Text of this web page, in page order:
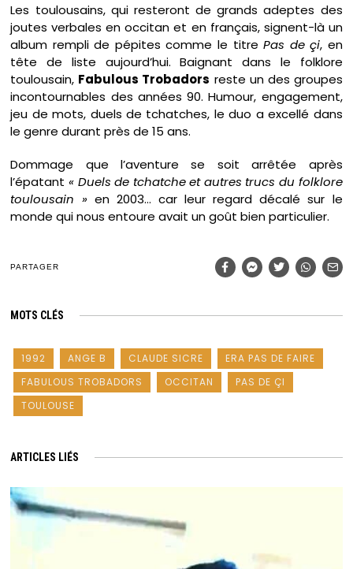
Les toulousains, qui resteront de grands adeptes des
joutes verbales en occitan et en français, signent-là un
album rempli de pépites comme le titrePas de çi, en
tête de liste aujourd’hui. Baignant dans le folklore
toulousain, Fabulous Trobadors reste un des groupes
incontournables des années 90. Humour, engagement,
jeu de mots, duels de tchatches, le duo a excellé dans
le genre durant près de 15 ans.
Dommage que l’aventure se soit arrêtée après
l’épatant« Duels de tchatche et autres trucs du folklore
toulousain »en 2003… car leur regard décalé sur le
monde qui nous entoure avait un goût bien particulier.
PARTAGER
MOTS CLÉS
1992 ANGE B CLAUDE SICRE
ERA PAS DE FAIRE
FABULOUS TROBADORS
OCCITAN
PAS DE ÇI
TOULOUSE
ARTICLES LIÉS